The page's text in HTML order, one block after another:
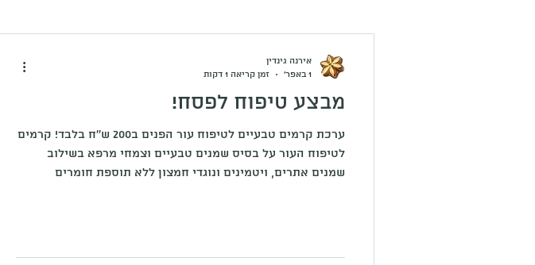
מבצע טיפוח לפסח!
ערכת קרמים טבעיים לטיפוח עור הפנים ב200 ש''ח בלבד! קרמים
לטיפוח העור על בסיס שמנים טבעיים וצמחי מרפא בשילוב
שמנים אתרים, ויטמינים ונוגדי חמצון ללא תוספת חומרים
אירנה גינדין
1 באפר׳
זמן קריאה 1 דקות